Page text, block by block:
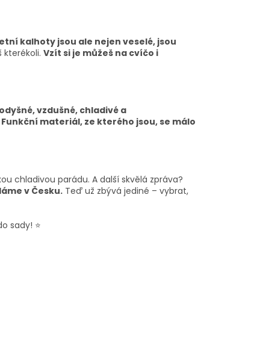
kalhoty jsou ale nejen veselé, jsou
kterékoli. Vzít si je můžeš na cvíčo i
vzdušné, chladivé a
Funkční materiál, ze kterého jsou, se málo
chladivou parádu. A další skvělá zpráva?
v Česku. Teď už zbývá jediné – vybrat,
sady! ⭐